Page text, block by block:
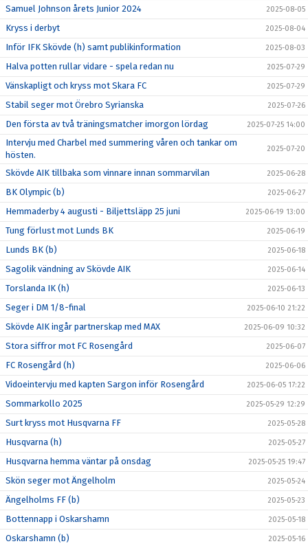
Samuel Johnson årets Junior 2024 2025-08-05
Kryss i derbyt 2025-08-04
Inför IFK Skövde (h) samt publikinformation 2025-08-03
Halva potten rullar vidare - spela redan nu 2025-07-29
Vänskapligt och kryss mot Skara FC 2025-07-29
Stabil seger mot Örebro Syrianska 2025-07-26
Den första av två träningsmatcher imorgon lördag 2025-07-25 14:00
Intervju med Charbel med summering våren och tankar om
hösten.
2025-07-20
Skövde AIK tillbaka som vinnare innan sommarvilan 2025-06-28
BK Olympic (b) 2025-06-27
Hemmaderby 4 augusti - Biljettsläpp 25 juni 2025-06-19 13:00
Tung förlust mot Lunds BK 2025-06-19
Lunds BK (b) 2025-06-18
Sagolik vändning av Skövde AIK 2025-06-14
Torslanda IK (h) 2025-06-13
Seger i DM 1/8-final 2025-06-10 21:22
Skövde AIK ingår partnerskap med MAX 2025-06-09 10:32
Stora siffror mot FC Rosengård 2025-06-07
FC Rosengård (h) 2025-06-06
Vidoeintervju med kapten Sargon inför Rosengård 2025-06-05 17:22
Sommarkollo 2025 2025-05-29 12:29
Surt kryss mot Husqvarna FF 2025-05-28
Husqvarna (h) 2025-05-27
Husqvarna hemma väntar på onsdag 2025-05-25 19:47
Skön seger mot Ängelholm 2025-05-24
Ängelholms FF (b) 2025-05-23
Bottennapp i Oskarshamn 2025-05-18
Oskarshamn (b) 2025-05-16